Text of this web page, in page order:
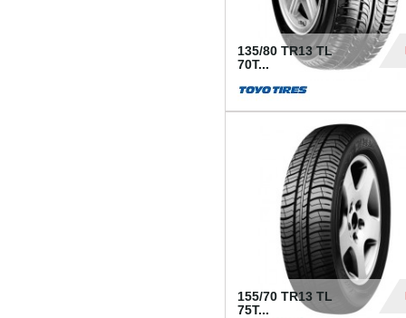
135/80 TR13 TL
70T...
155/70 TR13 TL
75T...